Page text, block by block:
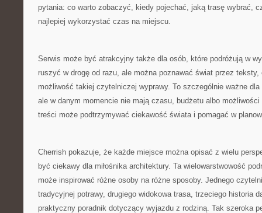
pytania: co warto zobaczyć, kiedy pojechać, jaką trasę wybrać,
najlepiej wykorzystać czas na miejscu.
Serwis może być atrakcyjny także dla osób, które podróżują w
ruszyć w drogę od razu, ale można poznawać świat przez
możliwość takiej czytelniczej wyprawy. To szczególnie ważne
ale w danym momencie nie mają czasu, budżetu albo
treści może podtrzymywać ciekawość świata i pomagać w
Cherrish pokazuje, że każde miejsce można opisać z wielu
być ciekawy dla miłośnika architektury. Ta wielowarstwowość
może inspirować różne osoby na różne sposoby. Jednego
tradycyjnej potrawy, drugiego widokowa trasa, trzeciego historia
praktyczny poradnik dotyczący wyjazdu z rodziną. Tak szeroka